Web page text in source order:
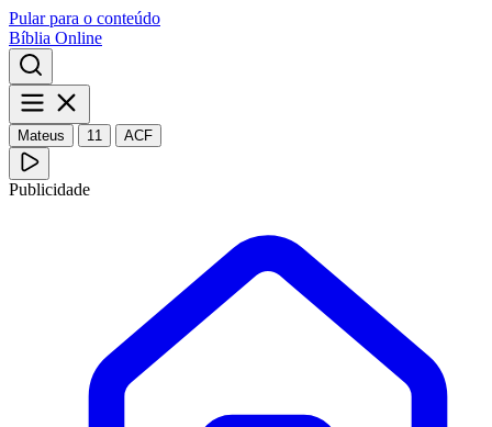
Pular para o conteúdo
Bíblia Online
Mateus 11 ACF
Publicidade